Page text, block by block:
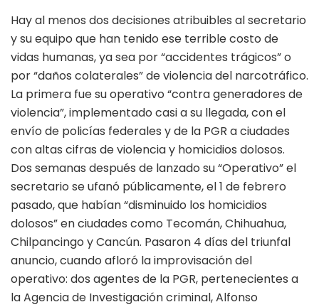
Hay al menos dos decisiones atribuibles al secretario
y su equipo que han tenido ese terrible costo de
vidas humanas, ya sea por “accidentes trágicos” o
por “daños colaterales” de violencia del narcotráfico.
La primera fue su operativo “contra generadores de
violencia”, implementado casi a su llegada, con el
envío de policías federales y de la PGR a ciudades
con altas cifras de violencia y homicidios dolosos.
Dos semanas después de lanzado su “Operativo” el
secretario se ufanó públicamente, el 1 de febrero
pasado, que habían “disminuido los homicidios
dolosos” en ciudades como Tecomán, Chihuahua,
Chilpancingo y Cancún. Pasaron 4 días del triunfal
anuncio, cuando afloró la improvisación del
operativo: dos agentes de la PGR, pertenecientes a
la Agencia de Investigación criminal, Alfonso